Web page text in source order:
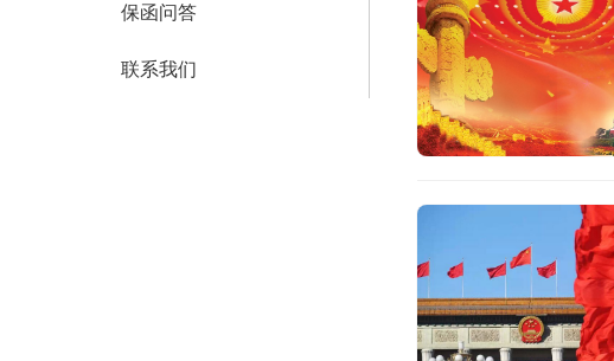
保函问答
联系我们